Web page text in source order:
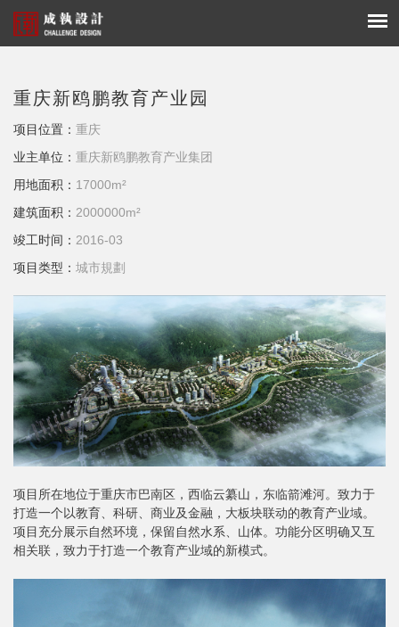
重庆新鸥鹏教育产业园
项目位置： 重庆
业主单位： 重庆新鸥鹏教育产业集团
用地面积： 17000m²
建筑面积： 2000000m²
竣工时间： 2016-03
项目类型： 城市規劃
项目所在地位于重庆市巴南区，西临云纂山，东临箭滩河。致力于
打造一个以教育、科研、商业及金融，大板块联动的教育产业域。
项目充分展示自然环境，保留自然水系、山体。功能分区明确又互
相关联，致力于打造一个教育产业域的新模式。